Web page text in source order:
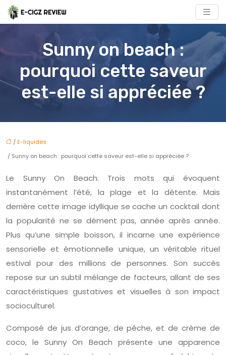
Sunny on beach :
pourquoi cette saveur
est-elle si appréciée ?
/E-liquides
/ Sunny on beach : pourquoi cette saveur est-elle si appréciée ?
Le Sunny On Beach. Trois mots qui évoquent
instantanément l’été, la plage et la détente. Mais
derrière cette image idyllique se cache un cocktail dont
la popularité ne se dément pas, année après année.
Plus qu’une simple boisson, il incarne une expérience
sensorielle et émotionnelle unique, un véritable rituel
estival pour des millions de personnes. Son succès
repose sur un subtil mélange de facteurs, allant de ses
caractéristiques gustatives et visuelles à son impact
socioculturel.
Composé de jus d’orange, de pêche, et de crème de
coco, le Sunny On Beach présente une apparence